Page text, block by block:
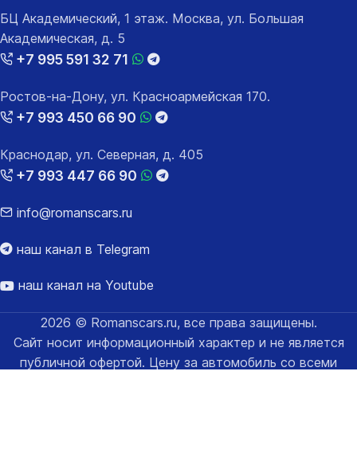
БЦ Академический, 1 этаж. Москва, ул. Большая
Академическая, д. 5
+7 995 591 32 71
Ростов-на-Дону, ул. Красноармейская 170.
+7 993 450 66 90
Краснодар, ул. Северная, д. 405
+7 993 447 66 90
info@romanscars.ru
наш канал в Telegram
наш канал на Youtube
2026 © Romanscars.ru, все права защищены.
Сайт носит информационный характер и не является
публичной офертой. Цену за автомобиль со всеми